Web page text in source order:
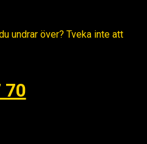
undrar över? Tveka inte att
70